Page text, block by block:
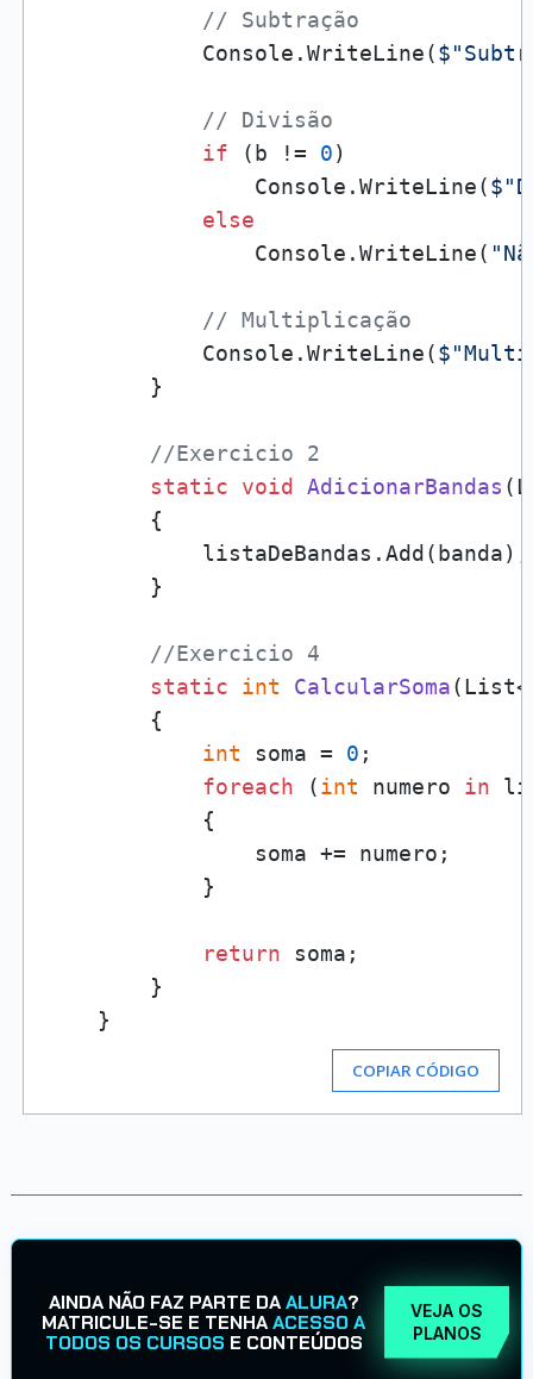
// Subtração
            Console.WriteLine(
// Divisão
if (b != 0)
                Console.WriteLine(
else
                Console.WriteLine(
// Multiplicação
            Console.WriteLine(
        }
//Exercicio 2
static
void AdicionarBandas (
        {
            listaDeBandas.Add(banda);
        }
//Exercicio 4
static
int CalcularSoma(List<
        {
int soma = 0 ;
foreach (int numero in
            {
                soma += numero;
            }
return soma;
        }
COPIAR CÓDIGO
AINDA NÃO FAZ PARTE DAALURA?
MATRICULE-SE E TENHAACESSO A
TODOS OS CURSOS E CONTEÚDOS
VEJA OS
PLANOS